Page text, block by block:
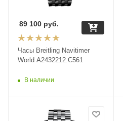
Часы Breitling Navitimer
World A2432212.C561
В наличии
89 100 руб.